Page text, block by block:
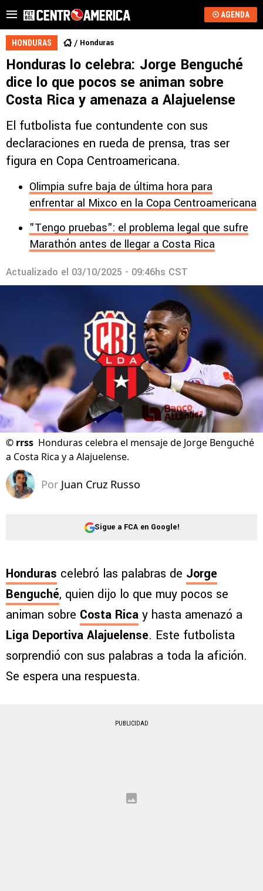
AGENDA
HONDURAS Honduras
Honduras lo celebra: Jorge Benguché
dice lo que pocos se animan sobre
Costa Rica y amenaza a Alajuelense
El futbolista fue contundente con sus
declaraciones en rueda de prensa, tras ser
figura en Copa Centroamericana.
Olimpia sufre baja de última hora para
enfrentar al Mixco en la Copa Centroamericana
"Tengo pruebas": el problema legal que sufre
Marathón antes de llegar a Costa Rica
Actualizado el 03/10/2025 - 09:46hs CST
© rrss Honduras celebra el mensaje de Jorge Benguché
a Costa Rica y a Alajuelense.
Por Juan Cruz Russo
Sigue a FCA en Google!
Honduras celebró las palabras de Jorge
Benguché, quien dijo lo que muy pocos se
animan sobre Costa Rica y hasta amenazó a
Liga Deportiva Alajuelense. Este futbolista
sorprendió con sus palabras a toda la afición.
Se espera una respuesta.
PUBLICIDAD